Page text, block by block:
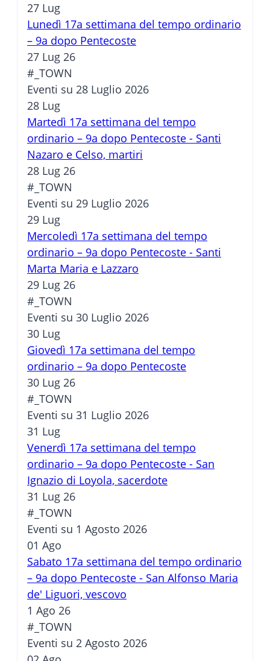
27 Lug
Lunedì 17a settimana del tempo ordinario
– 9a dopo Pentecoste
27 Lug 26
#_TOWN
Eventi su 28 Luglio 2026
28 Lug
Martedì 17a settimana del tempo
ordinario – 9a dopo Pentecoste - Santi
Nazaro e Celso, martiri
28 Lug 26
#_TOWN
Eventi su 29 Luglio 2026
29 Lug
Mercoledì 17a settimana del tempo
ordinario – 9a dopo Pentecoste - Santi
Marta Maria e Lazzaro
29 Lug 26
#_TOWN
Eventi su 30 Luglio 2026
30 Lug
Giovedì 17a settimana del tempo
ordinario – 9a dopo Pentecoste
30 Lug 26
#_TOWN
Eventi su 31 Luglio 2026
31 Lug
Venerdì 17a settimana del tempo
ordinario – 9a dopo Pentecoste - San
Ignazio di Loyola, sacerdote
31 Lug 26
#_TOWN
Eventi su 1 Agosto 2026
01 Ago
Sabato 17a settimana del tempo ordinario
– 9a dopo Pentecoste - San Alfonso Maria
de' Liguori, vescovo
1 Ago 26
#_TOWN
Eventi su 2 Agosto 2026